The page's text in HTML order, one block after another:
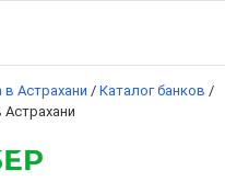
в Астрахани / Каталог банков /